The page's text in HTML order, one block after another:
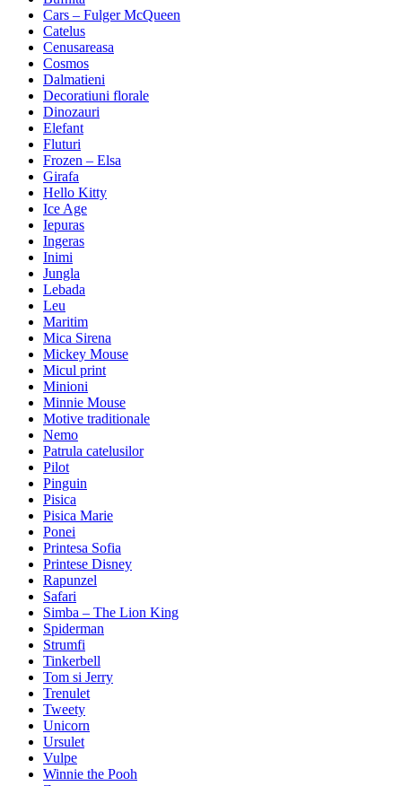
Cars – Fulger McQueen
Catelus
Cenusareasa
Cosmos
Dalmatieni
Decoratiuni florale
Dinozauri
Elefant
Fluturi
Frozen – Elsa
Girafa
Hello Kitty
Ice Age
Iepuras
Ingeras
Inimi
Jungla
Lebada
Leu
Maritim
Mica Sirena
Mickey Mouse
Micul print
Minioni
Minnie Mouse
Motive traditionale
Nemo
Patrula catelusilor
Pilot
Pinguin
Pisica
Pisica Marie
Ponei
Printesa Sofia
Printese Disney
Rapunzel
Safari
Simba – The Lion King
Spiderman
Strumfi
Tinkerbell
Tom si Jerry
Trenulet
Tweety
Unicorn
Ursulet
Vulpe
Winnie the Pooh